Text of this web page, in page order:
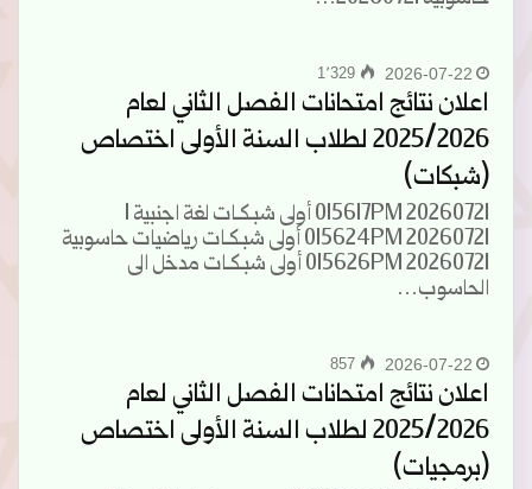
2026-07-22
اعلان نتائج امتحانات الفصل الثاني لعام
2025/2026 لطلاب السنة الأولى اختصاص
(شبكات)
20260721 015617PM أولى شبـكـات لغة اجنبية 1
20260721 015624PM أولى شبـكـات رياضيات حاسوبية
20260721 015626PM أولى شبـكـات مدخل الى
الحاسوب…
2026-07-22
اعلان نتائج امتحانات الفصل الثاني لعام
2025/2026 لطلاب السنة الأولى اختصاص
(برمجيات)